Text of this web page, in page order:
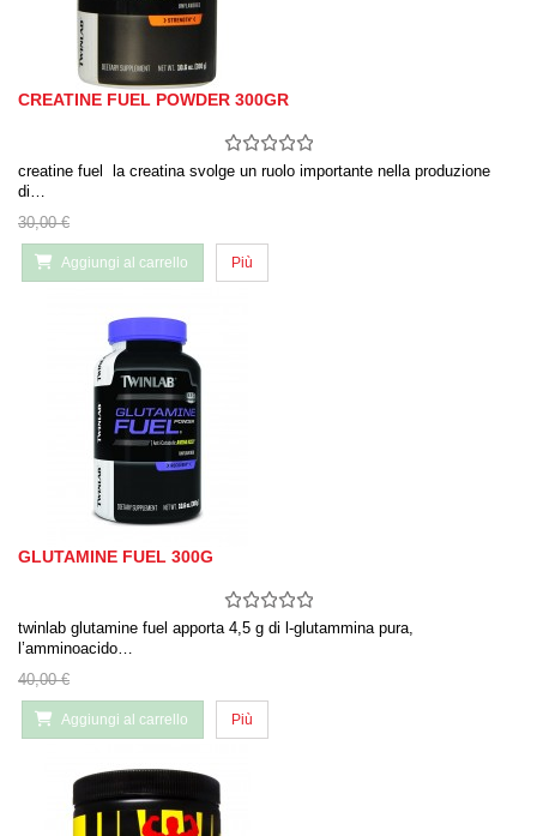
CREATINE FUEL POWDER 300GR
creatine fuel la creatina svolge un ruolo importante nella produzione
di…
30,00 €
Aggiungi al carrello Più
GLUTAMINE FUEL 300G
twinlab glutamine fuel apporta 4,5 g di l-glutammina pura,
l’amminoacido…
40,00 €
Aggiungi al carrello Più